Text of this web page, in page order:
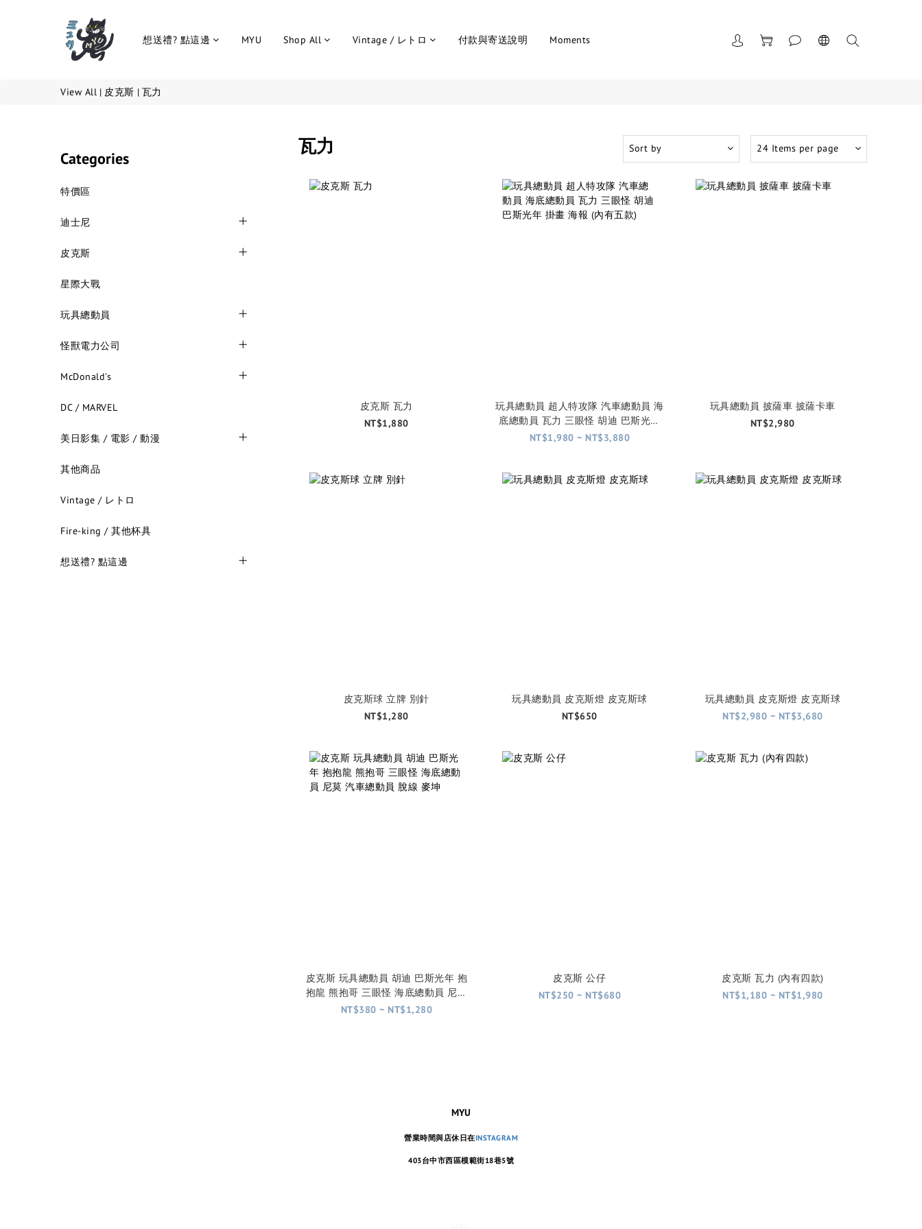
想送禮? 點這邊 MYU Shop All Vintage / レトロ 付款與寄送說明 Moments
View All | 皮克斯 | 瓦力
Categories
特價區
迪士尼
皮克斯
星際大戰
玩具總動員
怪獸電力公司
McDonald's
DC / MARVEL
美日影集 / 電影 / 動漫
其他商品
Vintage / レトロ
Fire-king / 其他杯具
想送禮? 點這邊
瓦力 Sort by 24 Items per page
皮克斯 瓦力
NT$1,880
玩具總動員 超人特攻隊 汽車總動員 海
底總動員 瓦力 三眼怪 胡迪 巴斯光年
掛畫 海報 (內有五款)
NT$1,980 ~ NT$3,880
玩具總動員 披薩車 披薩卡車
NT$2,980
皮克斯球 立牌 別針
NT$1,280
玩具總動員 皮克斯燈 皮克斯球
NT$650
玩具總動員 皮克斯燈 皮克斯球
NT$2,980 ~ NT$3,680
皮克斯 玩具總動員 胡迪 巴斯光年 抱
抱龍 熊抱哥 三眼怪 海底總動員 尼莫
汽車總動員 脫線 麥坤
NT$380 ~ NT$1,280
皮克斯 公仔
NT$250 ~ NT$680
皮克斯 瓦力 (內有四款)
NT$1,180 ~ NT$1,980
MYU
營業時間與店休日在INSTAGRAM
403台中市西區模範街18巷5號